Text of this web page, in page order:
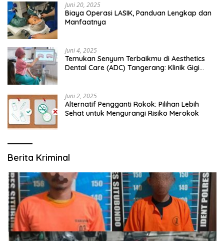
Juni 20, 2025
Biaya Operasi LASIK, Panduan Lengkap dan
Manfaatnya
Juni 4, 2025
Temukan Senyum Terbaikmu di Aesthetics
Dental Care (ADC) Tangerang: Klinik Gigi
Juni 2, 2025
Alternatif Pengganti Rokok: Pilihan Lebih
Sehat untuk Mengurangi Risiko Merokok
Berita Kriminal